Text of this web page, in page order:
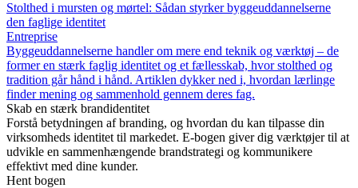
Stolthed i mursten og mørtel: Sådan styrker byggeuddannelserne
den faglige identitet
Entreprise
Byggeuddannelserne handler om mere end teknik og værktøj – de
former en stærk faglig identitet og et fællesskab, hvor stolthed og
tradition går hånd i hånd. Artiklen dykker ned i, hvordan lærlinge
finder mening og sammenhold gennem deres fag.
Skab en stærk brandidentitet
Forstå betydningen af branding, og hvordan du kan tilpasse din
virksomheds identitet til markedet. E-bogen giver dig værktøjer til at
udvikle en sammenhængende brandstrategi og kommunikere
effektivt med dine kunder.
Hent bogen